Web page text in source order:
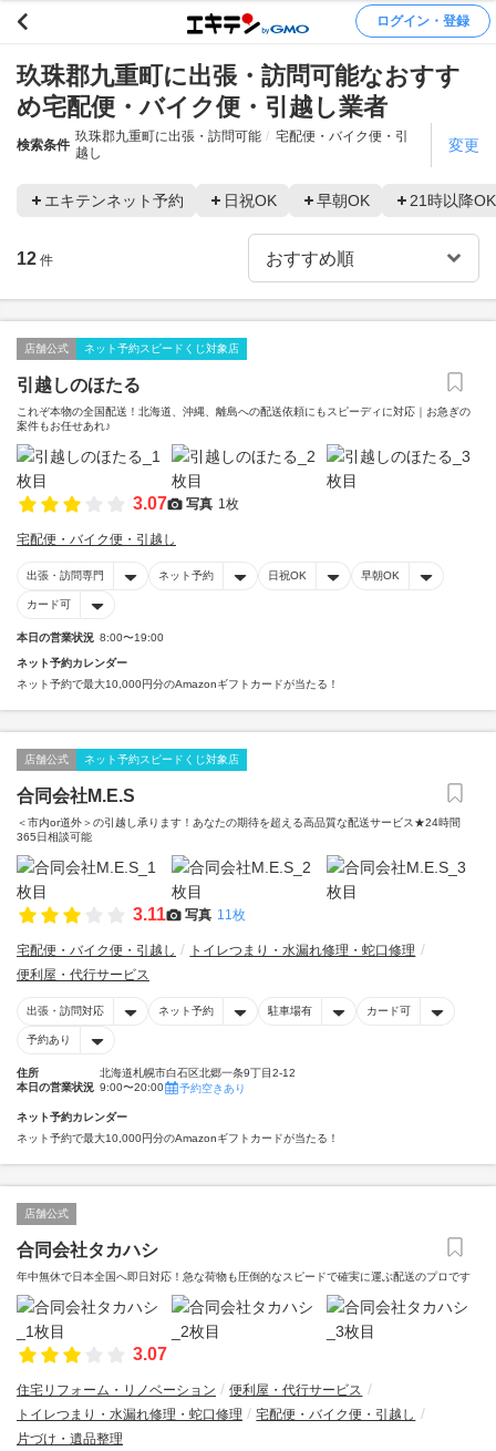
ログイン・登録
玖珠郡九重町に出張・訪問可能なおすす
め宅配便・バイク便・引越し業者
検索条件
玖珠郡九重町に出張・訪問可能
宅配便・バイク便・引
越し
変更
エキテンネット予約 日祝OK 早朝OK 21時以降OK
12 件
店舗公式 ネット予約スピードくじ対象店
引越しのほたる
これぞ本物の全国配送！北海道、沖縄、離島への配送依頼にもスピーディに対応｜お急ぎの
案件もお任せあれ♪
3.07 写真 1枚
宅配便・バイク便・引越し
出張・訪問専門 ネット予約 日祝OK 早朝OK
カード可
本日の営業状況 8:00〜19:00
ネット予約カレンダー
ネット予約で最大10,000円分のAmazonギフトカードが当たる！
店舗公式 ネット予約スピードくじ対象店
合同会社M.E.S
＜市内or道外＞の引越し承ります！あなたの期待を超える高品質な配送サービス★24時間
365日相談可能
3.11 写真 11枚
宅配便・バイク便・引越し
トイレつまり・水漏れ修理・蛇口修理
便利屋・代行サービス
出張・訪問対応 ネット予約 駐車場有 カード可
予約あり
住所
北海道札幌市白石区北郷一条9丁目2-12
本日の営業状況 9:00〜20:00 予約空きあり
ネット予約カレンダー
ネット予約で最大10,000円分のAmazonギフトカードが当たる！
店舗公式
合同会社タカハシ
年中無休で日本全国へ即日対応！急な荷物も圧倒的なスピードで確実に運ぶ配送のプロです
3.07
住宅リフォーム・リノベーション
便利屋・代行サービス
トイレつまり・水漏れ修理・蛇口修理
宅配便・バイク便・引越し
片づけ・遺品整理